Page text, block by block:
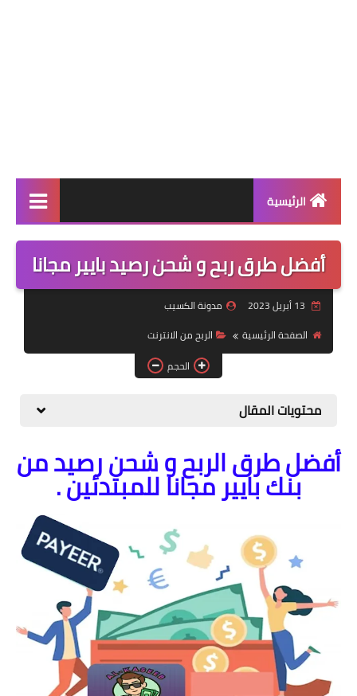
الرئيسية
الربح من الانترنت
الالعاب
التطبيقات
التقنية
المواقع
أفضل طرق ربح و شحن رصيد بايير مجانا
مدونة الكسيب
الصفحة الرئيسية
الربح من الانترنت
الحجم
محتويات المقال
أفضل طرق الربح و شحن رصيد من
بنك بايير مجانا للمبتدئين .